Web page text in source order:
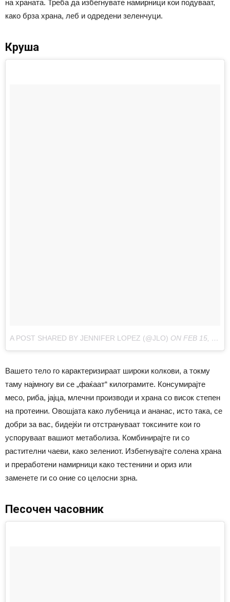
на храната. Треба да избегнувате намирници кои подуваат,
како брза храна, леб и одредени зеленчуци.
Круша
A POST SHARED BY JENNIFER LOPEZ (@JLO) ON FEB 15, 2017 AT 12:52PM PST
Вашето тело го карактеризираат широки колкови, а токму
таму најмногу ви се „фаќаат“ килограмите. Консумирајте
месо, риба, јајца, млечни производи и храна со висок степен
на протеини. Овошјата како лубеница и ананас, исто така, се
добри за вас, бидејќи ги отстрануваат токсините кои го
успоруваат вашиот метаболиза. Комбинирајте ги со
растителни чаеви, како зелениот. Избегнувајте солена храна
и преработени намирници како тестенини и ориз или
заменете ги со оние со целосни зрна.
Песочен часовник